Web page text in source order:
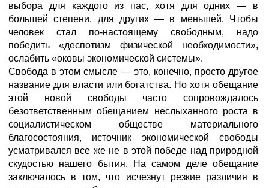
выбора для каждого из пас, хотя для одних — в
большей степени, для других — в меньшей. Чтобы
человек стал по-настоящему свободным, надо
победить «деспотизм физической необходимости»,
ослабить «оковы экономической системы».
Свобода в этом смысле — это, конечно, просто другое
название для власти или богатства. Но хотя обещание
этой новой свободы часто сопровождалось
безответственным обещанием неслыханного роста в
социалистическом обществе материального
благосостояния, источник экономической свободы
усматривался все же не в этой победе над природной
скудостью нашего бытия. На самом деле обещание
заключалось в том, что исчезнут резкие различия в